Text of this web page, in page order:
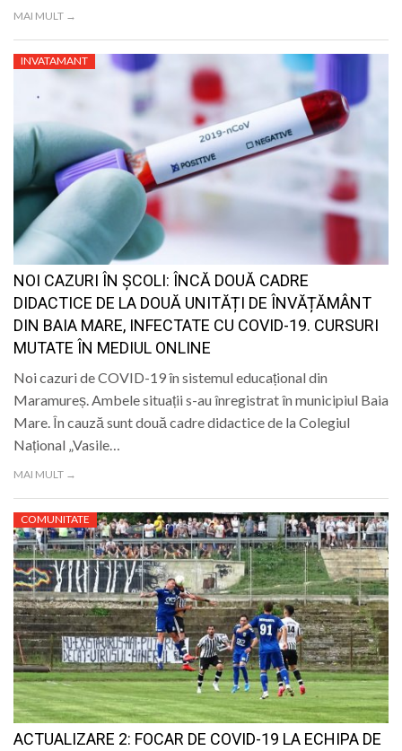
MAI MULT →
INVATAMANT
NOI CAZURI ÎN ȘCOLI: ÎNCĂ DOUĂ CADRE
DIDACTICE DE LA DOUĂ UNITĂȚI DE ÎNVĂȚĂMÂNT
DIN BAIA MARE, INFECTATE CU COVID-19. CURSURI
MUTATE ÎN MEDIUL ONLINE
Noi cazuri de COVID-19 în sistemul educațional din
Maramureș. Ambele situații s-au înregistrat în municipiul Baia
Mare. În cauză sunt două cadre didactice de la Colegiul
Național „Vasile…
MAI MULT →
COMUNITATE
ACTUALIZARE 2: FOCAR DE COVID-19 LA ECHIPA DE